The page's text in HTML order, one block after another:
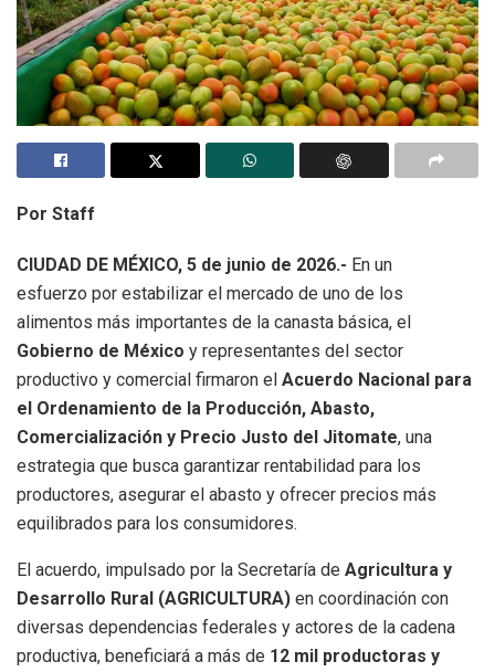
Por Staff
CIUDAD DE MÉXICO, 5 de junio de 2026.- En un
esfuerzo por estabilizar el mercado de uno de los
alimentos más importantes de la canasta básica, el
Gobierno de México y representantes del sector
productivo y comercial firmaron el Acuerdo Nacional para
el Ordenamiento de la Producción, Abasto,
Comercialización y Precio Justo del Jitomate, una
estrategia que busca garantizar rentabilidad para los
productores, asegurar el abasto y ofrecer precios más
equilibrados para los consumidores.
El acuerdo, impulsado por la Secretaría de Agricultura y
Desarrollo Rural (AGRICULTURA) en coordinación con
diversas dependencias federales y actores de la cadena
productiva, beneficiará a más de 12 mil productoras y